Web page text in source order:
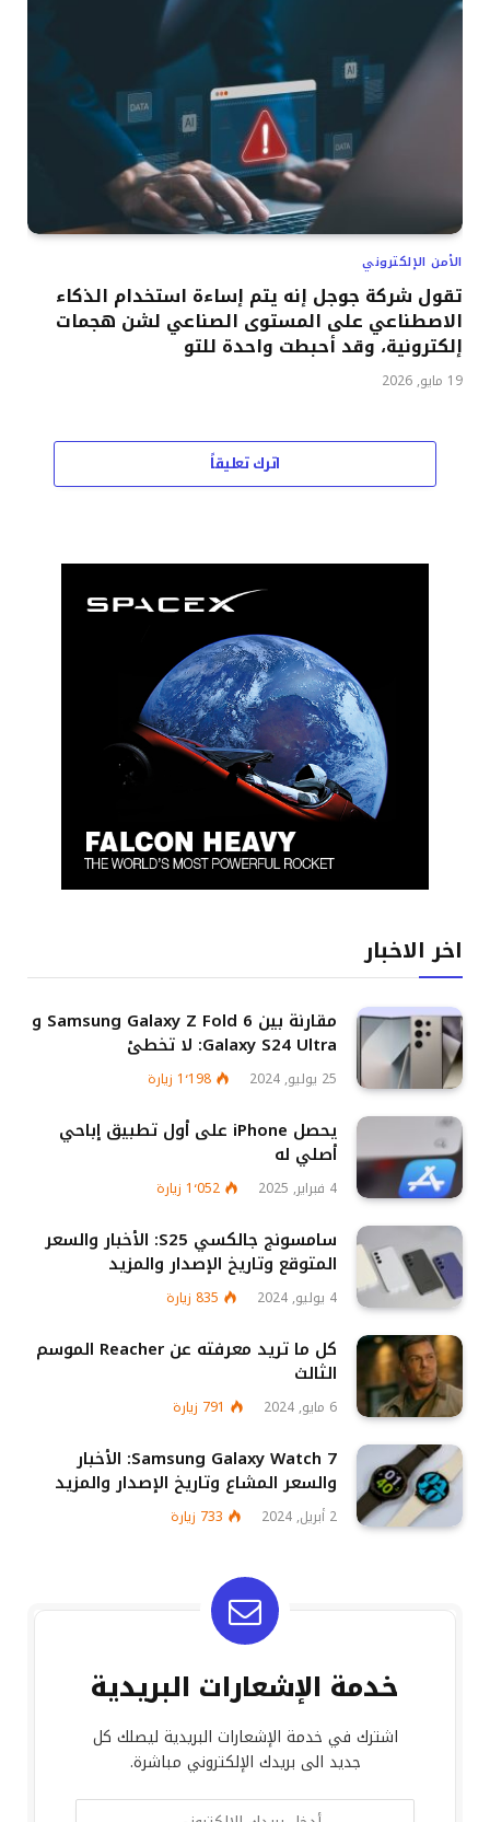
الأمن الإلكتروني
تقول شركة جوجل إنه يتم إساءة استخدام الذكاء
الاصطناعي على المستوى الصناعي لشن هجمات
إلكترونية، وقد أحبطت واحدة للتو
19 مايو, 2026
اترك تعليقاً
اخر الاخبار
مقارنة بين Samsung Galaxy Z Fold 6 و
Galaxy S24 Ultra: لا تخطئ
25 يوليو, 2024 1٬198 زيارة
يحصل iPhone على أول تطبيق إباحي
أصلي له
4 فبراير, 2025 1٬052 زيارة
سامسونج جالكسي S25: الأخبار والسعر
المتوقع وتاريخ الإصدار والمزيد
4 يوليو, 2024 835 زيارة
كل ما تريد معرفته عن Reacher الموسم
الثالث
6 مايو, 2024 791 زيارة
Samsung Galaxy Watch 7: الأخبار
والسعر المشاع وتاريخ الإصدار والمزيد
2 أبريل, 2024 733 زيارة
خدمة الإشعارات البريدية
اشترك في خدمة الإشعارات البريدية ليصلك كل
جديد الى بريدك الإلكتروني مباشرة.